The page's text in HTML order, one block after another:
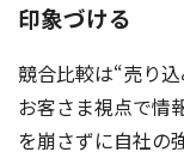
印象づける
競合比較は“売り
お客さま視点で情
を崩さずに自社の